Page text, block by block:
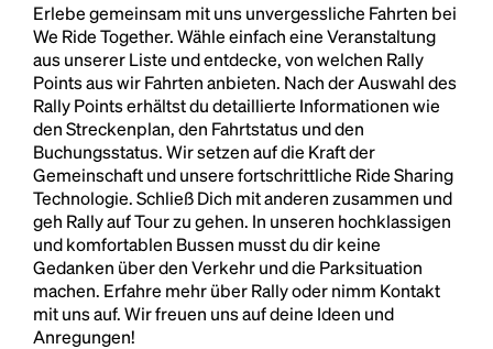
Erlebe gemeinsam mit uns unvergessliche Fahrten bei
We Ride Together. Wähle einfach eine Veranstaltung
aus unserer Liste und entdecke, von welchen Rally
Points aus wir Fahrten anbieten. Nach der Auswahl des
Rally Points erhältst du detaillierte Informationen wie
den Streckenplan, den Fahrtstatus und den
Buchungsstatus. Wir setzen auf die Kraft der
Gemeinschaft und unsere fortschrittliche Ride Sharing
Technologie. Schließ Dich mit anderen zusammen und
geh Rally auf Tour zu gehen. In unseren hochklassigen
und komfortablen Bussen musst du dir keine
Gedanken über den Verkehr und die Parksituation
machen. Erfahre mehr über Rally oder nimm Kontakt
mit uns auf. Wir freuen uns auf deine Ideen und
Anregungen!